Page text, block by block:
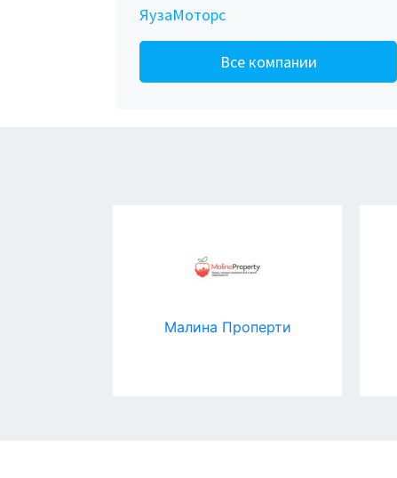
ЯузаМоторс
Все компании
Малина Проперти